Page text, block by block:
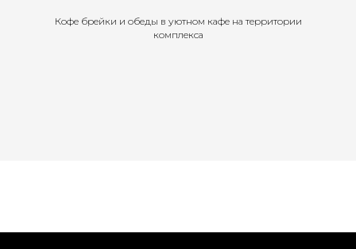
Кофе брейки и обеды в уютном кафе на территории
комплекса